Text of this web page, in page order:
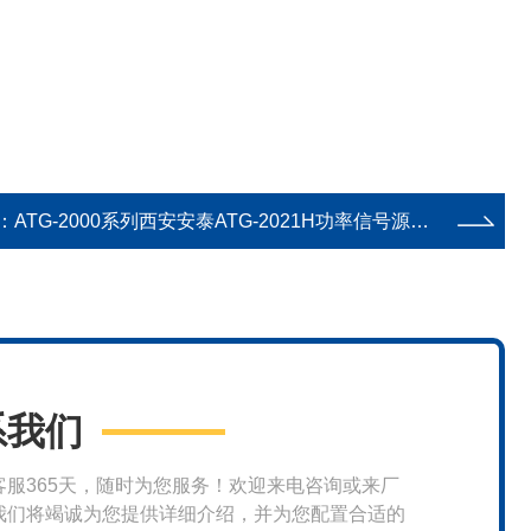
ATG-2000系列西安安泰ATG-2021H功率信号源厂家
们
服365天，随时为您服务！欢迎来电咨询或来厂
们将竭诚为您提供详细介绍，并为您配置合适的